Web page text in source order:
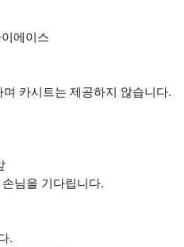
에이스
카시트는 제공하지 않습니다.
님을 기다립니다.
.